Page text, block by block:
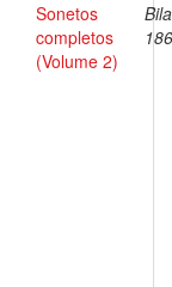
Sonetos
completos
(Volume 2)